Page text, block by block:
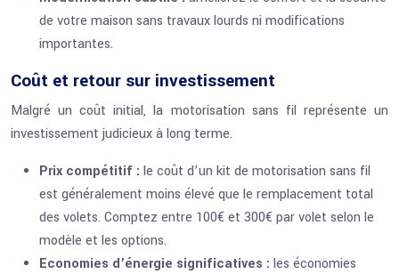
de votre maison sans travaux lourds ni modifications
importantes.
Coût et retour sur investissement
Malgré un coût initial, la motorisation sans fil représente un
investissement judicieux à long terme.
Prix compétitif : le coût d’un kit de motorisation sans fil
est généralement moins élevé que le remplacement total
des volets. Comptez entre 100€ et 300€ par volet selon le
modèle et les options.
Economies d’énergie significatives : les économies